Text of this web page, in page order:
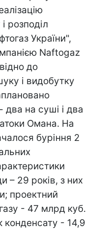
розподіл
України",
Naftogaz
до
і видобутку
два на суші і два
Омана. На
буріння 2
– 29 років, з них
проектний
- 47 млрд куб.
конденсату - 14,9